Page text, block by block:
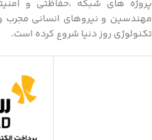
پروژه های شبکه ،حفاظتی و
مهندسین و نیروهای انسانی مجرب و
تکنولوژی روز دنیا شروع کرده است.